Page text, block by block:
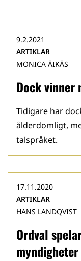
Dock vinner
9.2.2021
ARTIKLAR
MONICA ÄIKÄS
Tidigare har
ålderdomligt,
talspråket.
Ordval
17.11.2020
ARTIKLAR
HANS LANDQVIST